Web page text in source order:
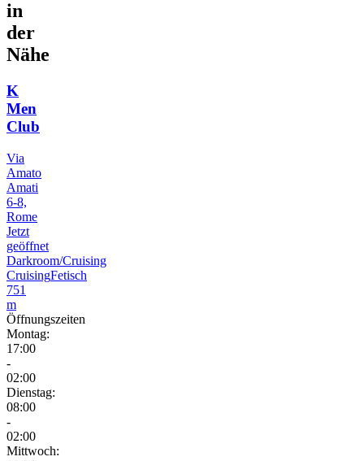
in
der
Nähe
K
Men
Club
Via
Amato
Amati
6-8,
Rome
Jetzt
geöffnet
Darkroom/Cruising
CruisingFetisch
751
m
Öffnungszeiten
Montag:
17:00
-
02:00
Dienstag:
08:00
-
02:00
Mittwoch: